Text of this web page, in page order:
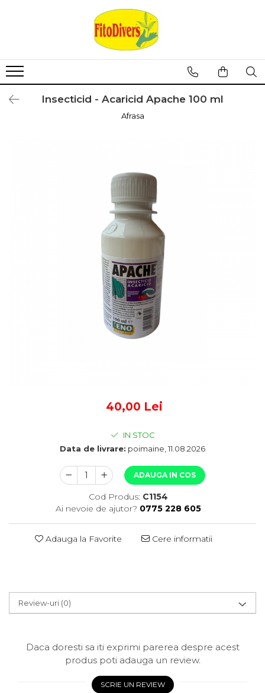
Insecticid - Acaricid Apache 100 ml
Afrasa
40,00 Lei
IN STOC
Data de livrare: poimaine, 11.08.2026
ADAUGA IN COS
Cod Produs: C1154
Ai nevoie de ajutor? 0775 228 605
Adauga la Favorite Cere informatii
Review-uri (0)
Daca doresti sa iti exprimi parerea despre acest
produs poti adauga un review.
SCRIE UN REVIEW